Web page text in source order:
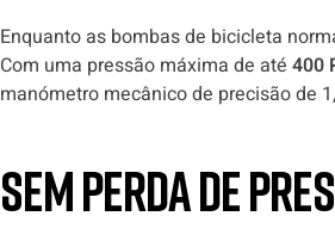
Enquanto as bombas de bicicleta
Com uma pressão máxima de até 400
manómetro mecânico de precisão de
Sem perda de